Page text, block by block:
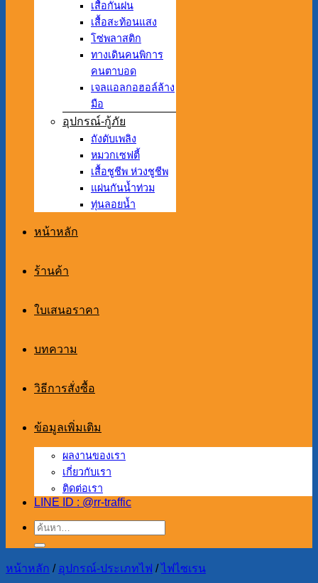
เสื้อกันฝน
เสื้อสะท้อนแสง
โซ่พลาสติก
ทางเดินคนพิการ
คนตาบอด
เจลแอลกอฮอล์ล้าง
มือ
อุปกรณ์-กู้ภัย
ถังดับเพลิง
หมวกเซฟตี้
เสื้อชูชีพ ห่วงชูชีพ
แผ่นกันน้ำท่วม
ทุ่นลอยน้ำ
หน้าหลัก
ร้านค้า
ใบเสนอราคา
บทความ
วิธีการสั่งซื้อ
ข้อมูลเพิ่มเติม
ผลงานของเรา
เกี่ยวกับเรา
ติดต่อเรา
LINE ID : @rr-traffic
ค้นหา:
หน้าหลัก / อุปกรณ์-ประเภทไฟ / ไฟไซเรน